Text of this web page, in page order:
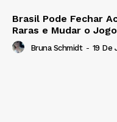
Brasil Pode Fechar
Raras e Mudar o
Bruna Schmidt - 19 De